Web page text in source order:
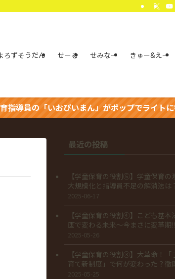
ろずそうだん せーる せみなー きゅー&えー
員の「いおぴいまん」がポップでライトに学童
最近の投稿
【学童保育の役割⑤】学童保育の
大規模化と指導員不足の解消法は
2025-06-17
【学童保育の役割④】こども基本
画で変わる未来～今まさに変革期‼
2025-05-26
【学童保育の役割③】大革命！「
育て新制度」で何が変わった？徹
2025-05-25